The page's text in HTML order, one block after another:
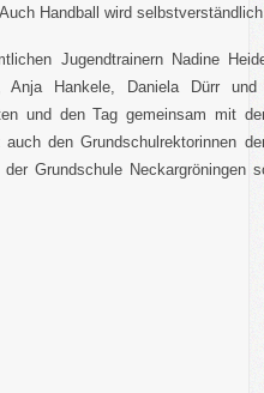
Handball wird
Jugendtrainern Nadine
Anja Hankele, Daniela Dürr
und den Tag gemeinsam mit
den Grundschulrektorinnen
Grundschule Neckargröningen